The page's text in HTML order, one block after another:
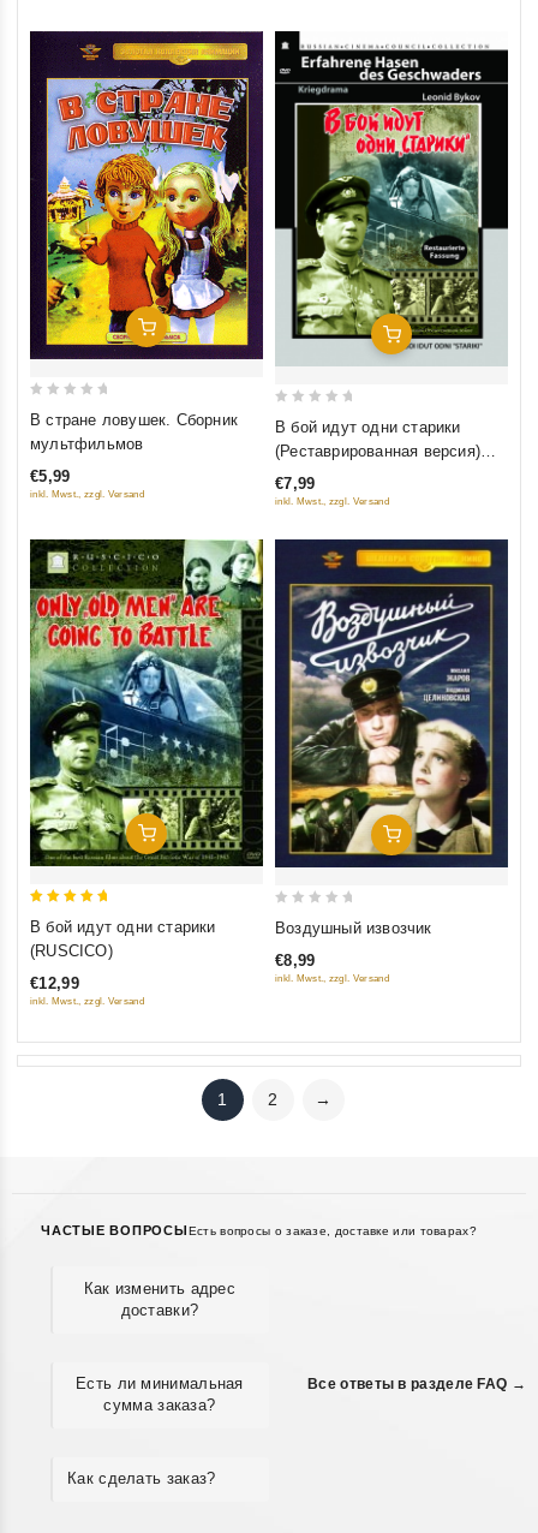
Добавить В Корзину
5
В стране ловушек. Сборник
мультфильмов
€5,99
inkl. Mwst., zzgl. Versand
Добавить В Корзину
5
В бой идут одни старики
(Реставрированная версия)
(Diamant)
€7,99
inkl. Mwst., zzgl. Versand
Добавить В Корзину
out of 5
В бой идут одни старики
(RUSCICO)
€12,99
inkl. Mwst., zzgl. Versand
Добавить В Корзину
of
Воздушный извозчик
€8,99
inkl. Mwst., zzgl. Versand
1 2 →
ЧАСТЫЕ ВОПРОСЫ Есть вопросы о заказе, доставке или товарах?
Как изменить адрес
доставки?
Есть ли минимальная
сумма заказа?
Как сделать заказ?
Все ответы в разделе FAQ →